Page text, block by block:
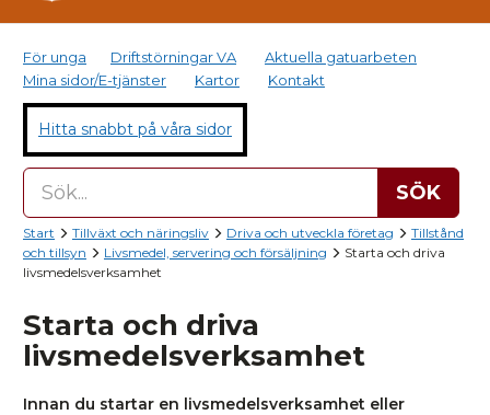
För unga Driftstörningar VA
Aktuella gatuarbeten
Mina sidor/E-tjänster
Kartor Kontakt
Hitta snabbt på våra sidor
SÖK
Start Tillväxt och näringsliv Driva och utveckla företag
Tillstånd
och tillsyn
Livsmedel, servering och försäljning
Starta och driva
livsmedelsverksamhet
Starta och driva
livsmedelsverksamhet
Innan du startar en livsmedelsverksamhet eller